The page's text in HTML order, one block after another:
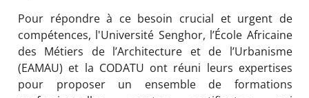
Pour répondre à ce besoin crucial et urgent de
compétences, l'Université Senghor, l’École Africaine
des Métiers de l’Architecture et de l’Urbanisme
(EAMAU) et la CODATU ont réuni leurs expertises
pour proposer un ensemble de formations